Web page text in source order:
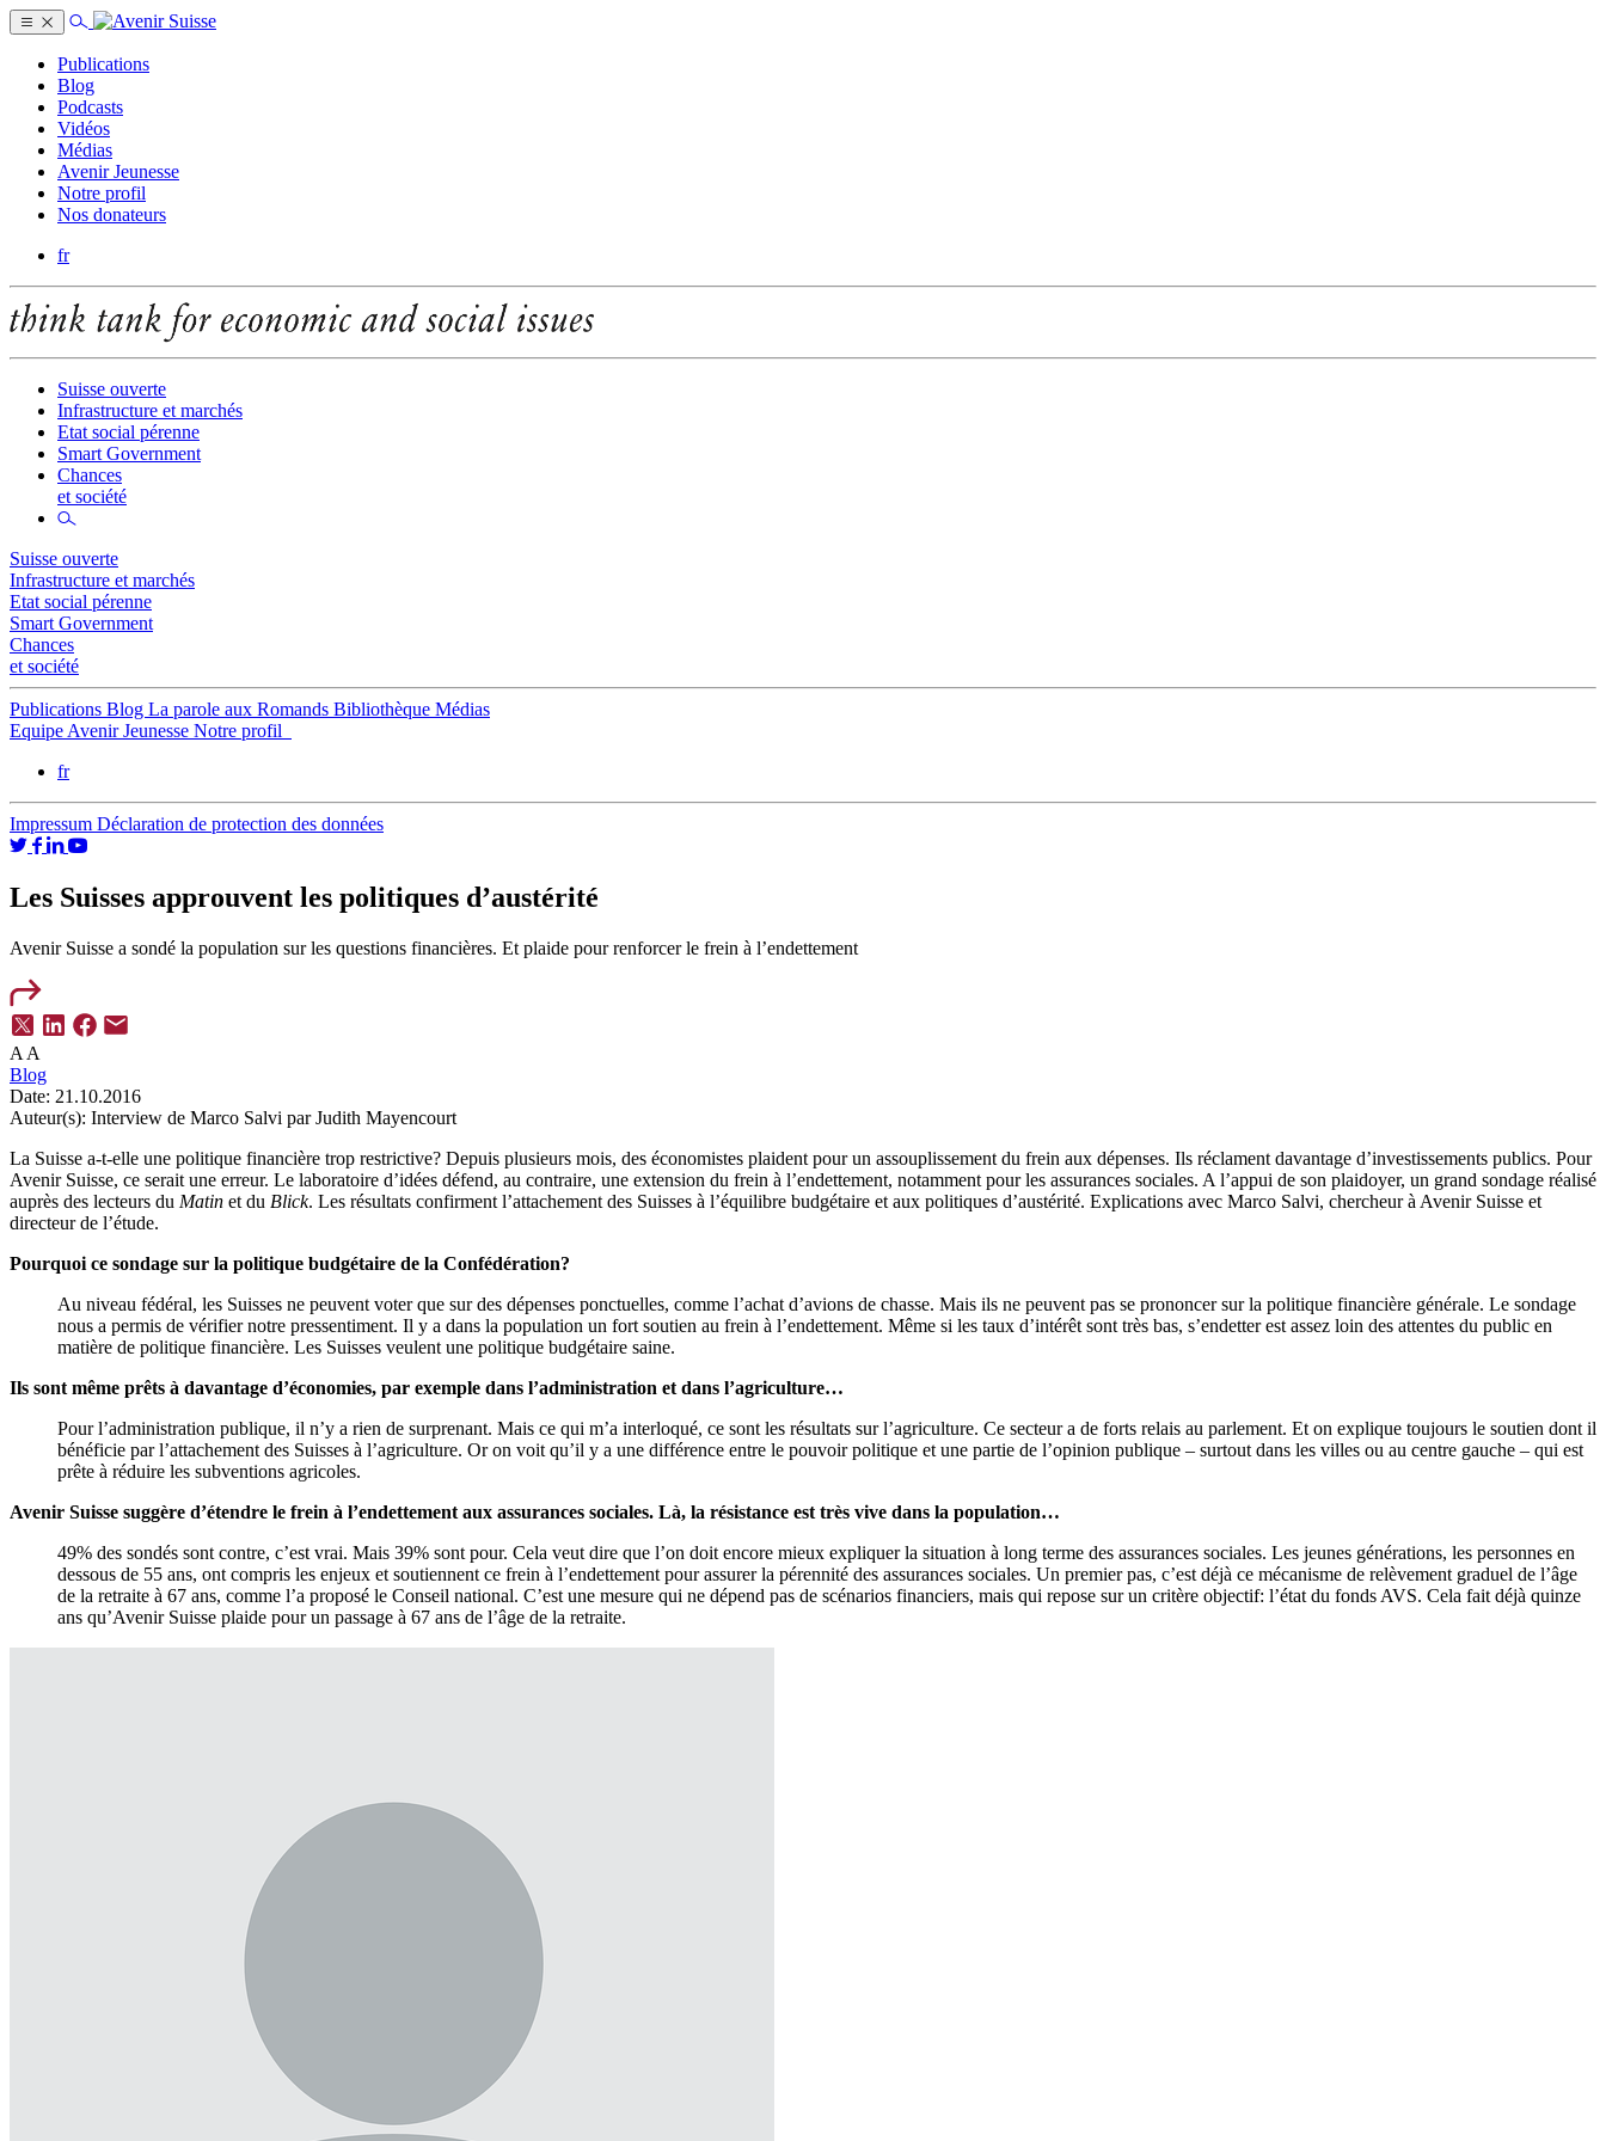
Publications
Blog
Podcasts
Vidéos
Médias
Avenir Jeunesse
Notre profil
Nos donateurs
fr
Suisse ouverte
Infrastructure et marchés
Etat social pérenne
Smart Government
Chances
et société
Suisse ouverte
Infrastructure et marchés
Etat social pérenne
Smart Government
Chances
et société
Publications Blog La parole aux Romands Bibliothèque Médias
Equipe Avenir Jeunesse Notre profil
fr
Impressum Déclaration de protection des données
Les Suisses approuvent les politiques d’austérité
Avenir Suisse a sondé la population sur les questions financières. Et plaide pour renforcer le frein à l’endettement
A A
Blog
Date: 21.10.2016
Auteur(s): Interview de Marco Salvi par Judith Mayencourt
La Suisse a-t-elle une politique financière trop restrictive? Depuis plusieurs mois, des économistes plaident pour un assouplissement du frein aux dépenses. Ils réclament davantage d’investissements publics. Pour
Avenir Suisse, ce serait une erreur. Le laboratoire d’idées défend, au contraire, une extension du frein à l’endettement, notamment pour les assurances sociales. A l’appui de son plaidoyer, un grand sondage réalisé
auprès des lecteurs du Matin et du Blick. Les résultats confirment l’attachement des Suisses à l’équilibre budgétaire et aux politiques d’austérité. Explications avec Marco Salvi, chercheur à Avenir Suisse et
directeur de l’étude.
Pourquoi ce sondage sur la politique budgétaire de la Confédération?
Au niveau fédéral, les Suisses ne peuvent voter que sur des dépenses ponctuelles, comme l’achat d’avions de chasse. Mais ils ne peuvent pas se prononcer sur la politique financière générale. Le sondage
nous a permis de vérifier notre pressentiment. Il y a dans la population un fort soutien au frein à l’endettement. Même si les taux d’intérêt sont très bas, s’endetter est assez loin des attentes du public en
matière de politique financière. Les Suisses veulent une politique budgétaire saine.
Ils sont même prêts à davantage d’économies, par exemple dans l’administration et dans l’agriculture…
Pour l’administration publique, il n’y a rien de surprenant. Mais ce qui m’a interloqué, ce sont les résultats sur l’agriculture. Ce secteur a de forts relais au parlement. Et on explique toujours le soutien dont il
bénéficie par l’attachement des Suisses à l’agriculture. Or on voit qu’il y a une différence entre le pouvoir politique et une partie de l’opinion publique – surtout dans les villes ou au centre gauche – qui est
prête à réduire les subventions agricoles.
Avenir Suisse suggère d’étendre le frein à l’endettement aux assurances sociales. Là, la résistance est très vive dans la population…
49% des sondés sont contre, c’est vrai. Mais 39% sont pour. Cela veut dire que l’on doit encore mieux expliquer la situation à long terme des assurances sociales. Les jeunes générations, les personnes en
dessous de 55 ans, ont compris les enjeux et soutiennent ce frein à l’endettement pour assurer la pérennité des assurances sociales. Un premier pas, c’est déjà ce mécanisme de relèvement graduel de l’âge
de la retraite à 67 ans, comme l’a proposé le Conseil national. C’est une mesure qui ne dépend pas de scénarios financiers, mais qui repose sur un critère objectif: l’état du fonds AVS. Cela fait déjà quinze
ans qu’Avenir Suisse plaide pour un passage à 67 ans de l’âge de la retraite.